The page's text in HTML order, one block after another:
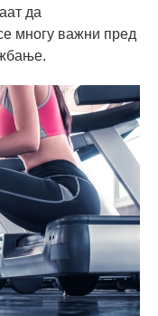
да
многу важни пред